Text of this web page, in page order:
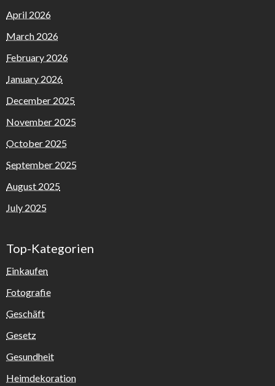
April 2026
March 2026
February 2026
January 2026
December 2025
November 2025
October 2025
September 2025
August 2025
July 2025
Top-Kategorien
Einkaufen
Fotografie
Geschäft
Gesetz
Gesundheit
Heimdekoration